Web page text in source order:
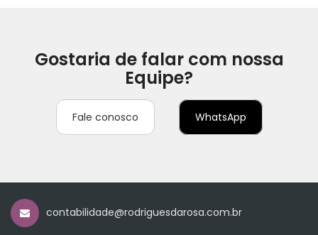
Gostaria de falar com nossa
Equipe?
Fale conosco WhatsApp
contabilidade@rodriguesdarosa.com.br